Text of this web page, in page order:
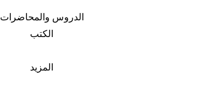
الدروس والمحاضرات
الكتب
المزيد